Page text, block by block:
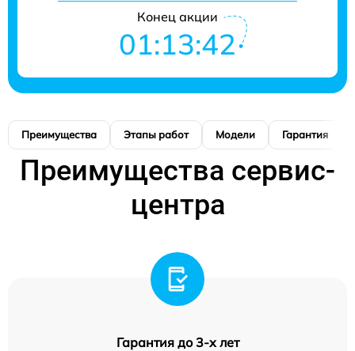
Конец акции
01:13:41
Преимущества Этапы работ Модели Гарантия
Преимущества сервис-
центра
Гарантия до 3-х лет